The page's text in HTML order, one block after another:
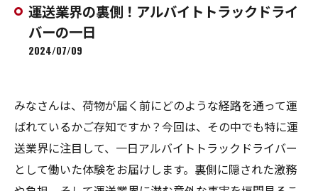
運送業界の裏側！アルバイトトラックドライ
バーの一日
2024/07/09
みなさんは、荷物が届く前にどのような経路を通って運
ばれているかご存知ですか？今回は、その中でも特に運
送業界に注目して、一日アルバイトトラックドライバー
として働いた体験をお届けします。裏側に隠された激務